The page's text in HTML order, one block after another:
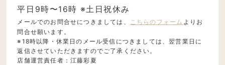
平日9時〜16時 ※土日祝休み
メールでのお問合せにつきましては、 こちらのフォーム よりお
問合せ願います。
※18時以降・休業日のメール受信につきましては、翌営業日に
返信させていただきますのでご了承ください。
店舗運営責任者：江藤彩夏